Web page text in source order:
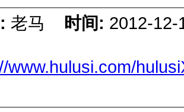
老马 时间: 2012-12-
www.hulusi.com/